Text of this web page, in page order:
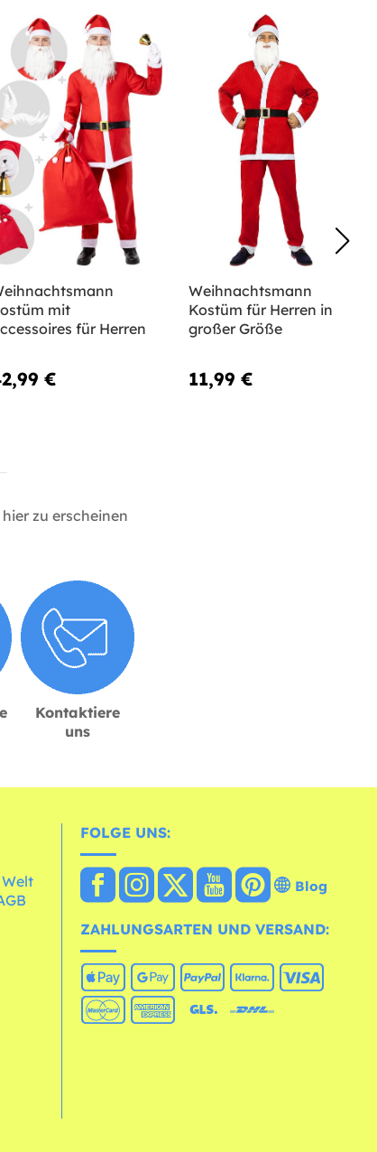
mit
für Herren
€
Weihnachtsmann
Kostüm für Herren in
großer Größe
11,99 €
zu erscheinen
Kontaktiere
uns
FOLGE UNS:
Blog
ZAHLUNGSARTEN UND VERSAND: